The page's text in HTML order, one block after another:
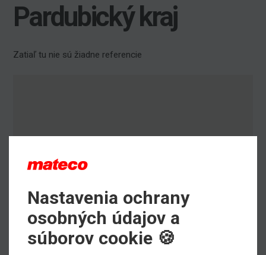
Pardubický kraj
Zatiaľ tu nie sú žiadne referencie
Nastavenia ochrany
osobných údajov a
súborov cookie 🍪